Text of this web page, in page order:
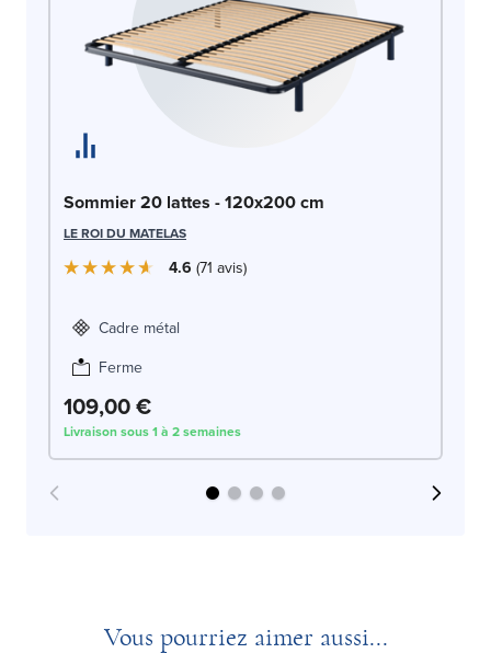
Sommier 20 lattes - 120x200 cm
LE ROI DU MATELAS
4.6 71 avis
Cadre métal
Ferme
109,00 €
Livraison sous 1 à 2 semaines
Vous pourriez aimer aussi...